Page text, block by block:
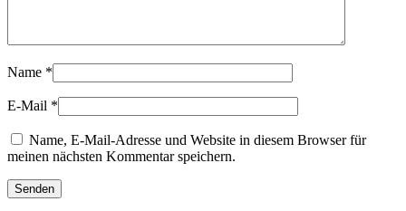
Name *
E-Mail *
Name, E-Mail-Adresse und Website in diesem Browser für
meinen nächsten Kommentar speichern.